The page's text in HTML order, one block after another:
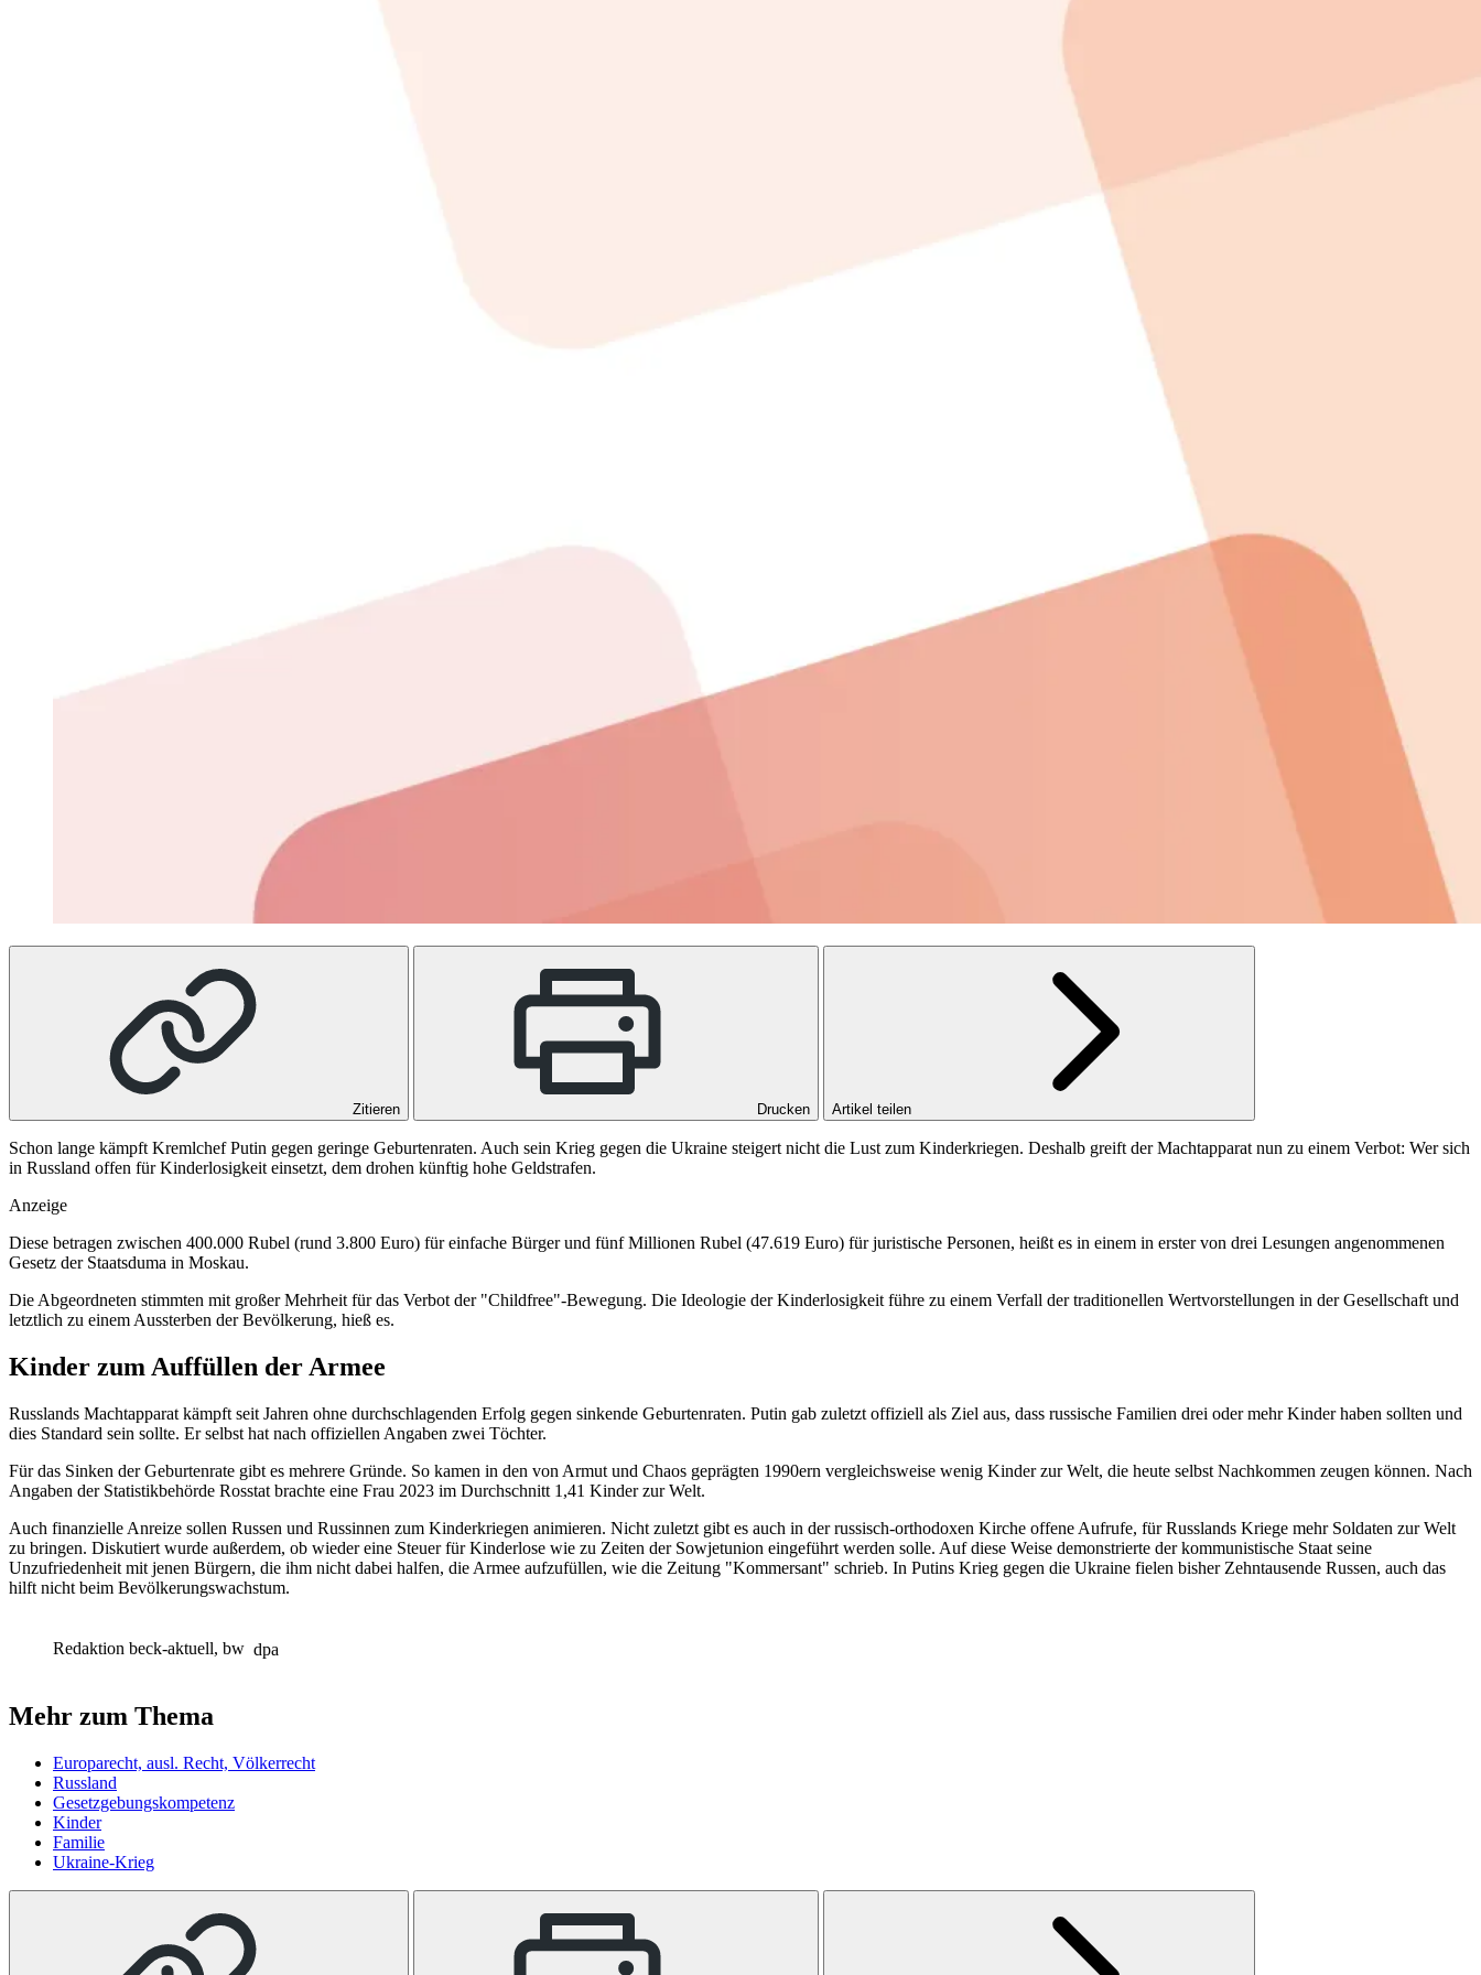
Zitieren Drucken Artikel teilen
Schon lange kämpft Kremlchef Putin gegen geringe Geburtenraten. Auch sein Krieg gegen die Ukraine steigert nicht die Lust zum Kinderkriegen. Deshalb greift der Machtapparat nun zu einem Verbot: Wer sich
in Russland offen für Kinderlosigkeit einsetzt, dem drohen künftig hohe Geldstrafen.
Anzeige
Diese betragen zwischen 400.000 Rubel (rund 3.800 Euro) für einfache Bürger und fünf Millionen Rubel (47.619 Euro) für juristische Personen, heißt es in einem in erster von drei Lesungen angenommenen
Gesetz der Staatsduma in Moskau.
Die Abgeordneten stimmten mit großer Mehrheit für das Verbot der "Childfree"-Bewegung. Die Ideologie der Kinderlosigkeit führe zu einem Verfall der traditionellen Wertvorstellungen in der Gesellschaft und
letztlich zu einem Aussterben der Bevölkerung, hieß es.
Kinder zum Auffüllen der Armee
Russlands Machtapparat kämpft seit Jahren ohne durchschlagenden Erfolg gegen sinkende Geburtenraten. Putin gab zuletzt offiziell als Ziel aus, dass russische Familien drei oder mehr Kinder haben sollten und
dies Standard sein sollte. Er selbst hat nach offiziellen Angaben zwei Töchter.
Für das Sinken der Geburtenrate gibt es mehrere Gründe. So kamen in den von Armut und Chaos geprägten 1990ern vergleichsweise wenig Kinder zur Welt, die heute selbst Nachkommen zeugen können. Nach
Angaben der Statistikbehörde Rosstat brachte eine Frau 2023 im Durchschnitt 1,41 Kinder zur Welt.
Auch finanzielle Anreize sollen Russen und Russinnen zum Kinderkriegen animieren. Nicht zuletzt gibt es auch in der russisch-orthodoxen Kirche offene Aufrufe, für Russlands Kriege mehr Soldaten zur Welt
zu bringen. Diskutiert wurde außerdem, ob wieder eine Steuer für Kinderlose wie zu Zeiten der Sowjetunion eingeführt werden solle. Auf diese Weise demonstrierte der kommunistische Staat seine
Unzufriedenheit mit jenen Bürgern, die ihm nicht dabei halfen, die Armee aufzufüllen, wie die Zeitung "Kommersant" schrieb. In Putins Krieg gegen die Ukraine fielen bisher Zehntausende Russen, auch das
hilft nicht beim Bevölkerungswachstum.
Redaktion beck-aktuell, bw dpa
Mehr zum Thema
Europarecht, ausl. Recht, Völkerrecht
Russland
Gesetzgebungskompetenz
Kinder
Familie
Ukraine-Krieg